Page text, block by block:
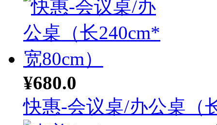
¥680.0
快惠-会议桌/办公桌（